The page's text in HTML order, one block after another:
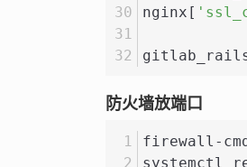
nginx[
防火墙放端口
firewall-
systemctl